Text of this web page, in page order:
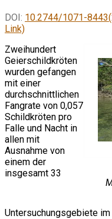
DOI: 10.2744/1071-
Link)
Zweihundert
Geierschildkröten
wurden gefangen
mit einer
durchschnittlichen
Fangrate von 0,057
Schildkröten pro
Falle und Nacht in
allen mit
Ausnahme von
einem der
insgesamt 33
Untersuchungsgebiete